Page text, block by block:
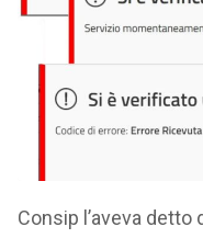
Consip l’aveva